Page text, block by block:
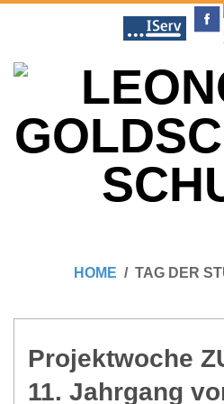
content
O
N
HOME TAG DER
Pro­jekt­wo­che
11. Jahr­gang